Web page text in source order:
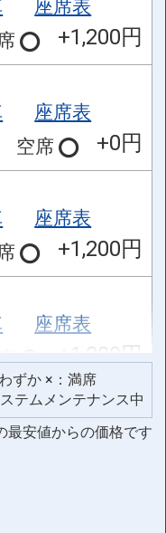
座席表
+1,200円
座席表
空席
+0円
座席表
+1,200円
座席表
+1,200円
座席表
ずか ×：満席
テムメンテナンス中
最安値からの価格です